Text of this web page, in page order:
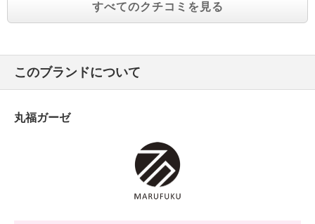
すべてのクチコミを見る
このブランドについて
丸福ガーゼ